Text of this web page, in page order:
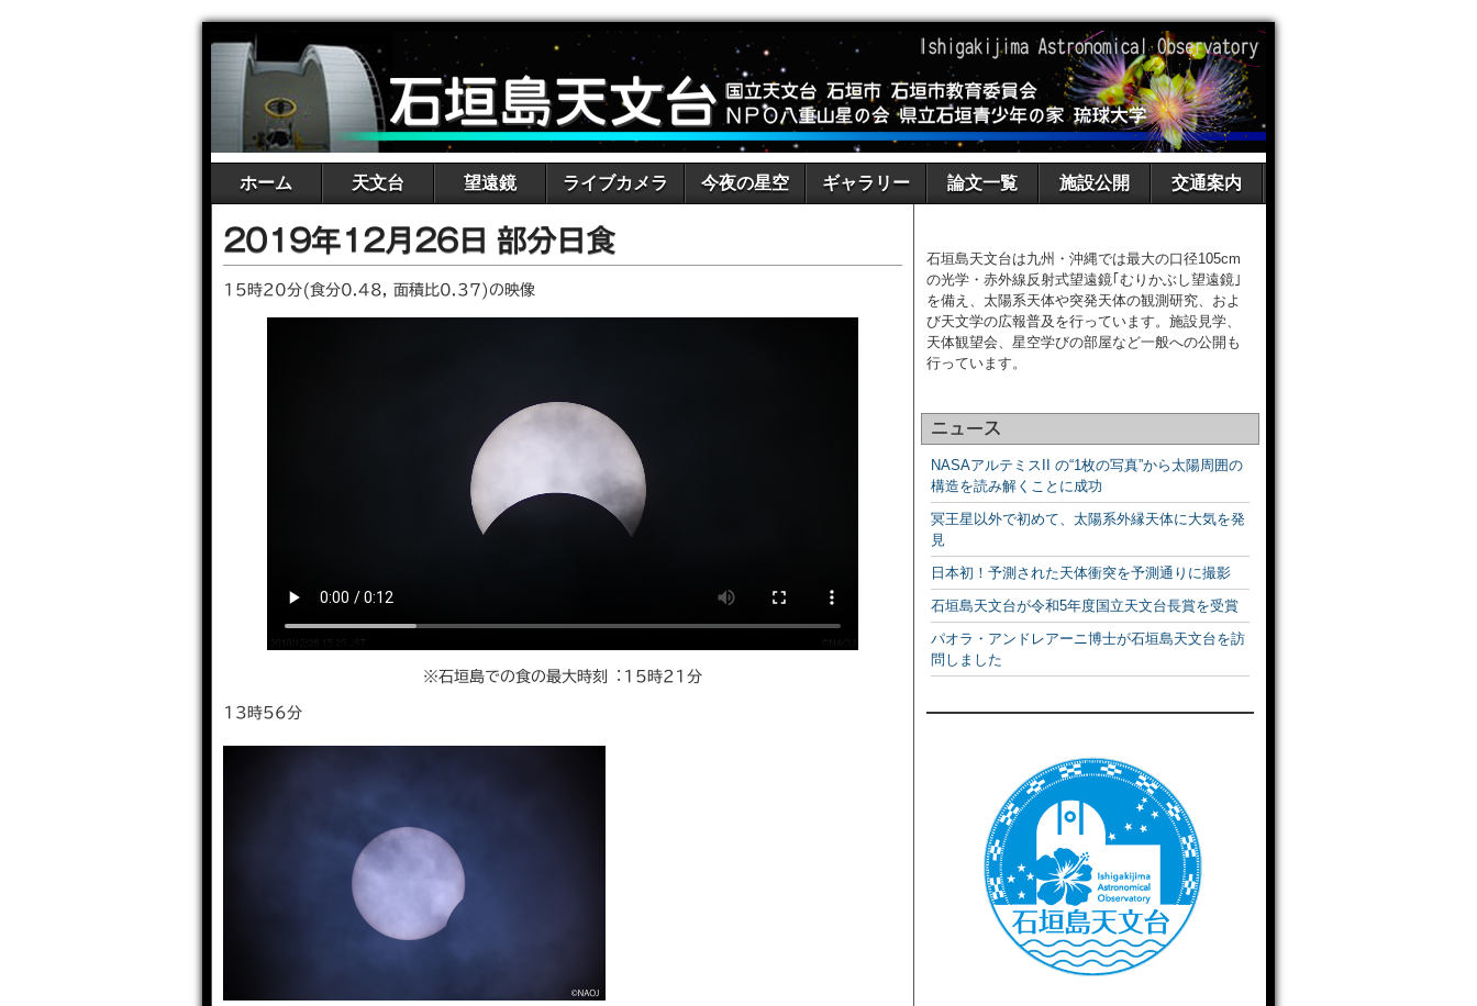
ホーム 天文台 望遠鏡 ライブカメラ 今夜の星空 ギャラリー 論文一覧 施設公開 交通案内
2019年12月26日 部分日食
15時20分(⾷分0.48, ⾯積⽐0.37)の映像
※⽯垣島での⾷の最⼤時刻︓15時21分
13時56分
石垣島天文台は九州・沖縄では最大の口径105cm
の光学・赤外線反射式望遠鏡｢むりかぶし望遠鏡｣
を備え、太陽系天体や突発天体の観測研究、およ
び天文学の広報普及を行っています。施設見学、
天体観望会、星空学びの部屋など一般への公開も
行っています。
ニュース
NASAアルテミスII の“1枚の写真”から太陽周囲の
構造を読み解くことに成功
冥王星以外で初めて、太陽系外縁天体に大気を発
見
日本初！予測された天体衝突を予測通りに撮影
石垣島天文台が令和5年度国立天文台長賞を受賞
パオラ・アンドレアーニ博士が石垣島天文台を訪
問しました